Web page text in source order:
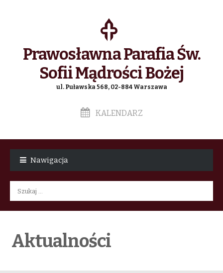
Prawosławna Parafia Św.
Sofii Mądrości Bożej
ul. Puławska 568, 02-884 Warszawa
KALENDARZ
Nawigacja
Szukaj:
Aktualności